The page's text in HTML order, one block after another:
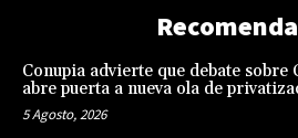
Conupia advierte que debate sobre
abre puerta a nueva ola de
5 Agosto, 2026